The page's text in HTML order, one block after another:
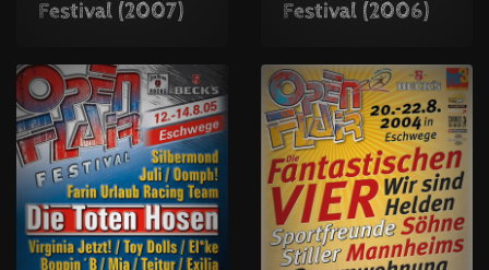
Festival (2007)
Festival (2006)